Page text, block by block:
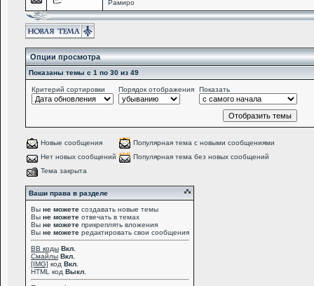
Рамиро
Опции просмотра
Показаны темы с 1 по 30 из 49
Критерий сортировки Порядок отображения Показать
Новые сообщения
Популярная тема с новыми сообщениями
Нет новых сообщений
Популярная тема без новых сообщений
Тема закрыта
Ваши права в разделе
Вы не можете создавать новые темы
Вы не можете отвечать в темах
Вы не можете прикреплять вложения
Вы не можете редактировать свои сообщения
BB коды Вкл.
Смайлы Вкл.
[IMG] код Вкл.
HTML код Выкл.